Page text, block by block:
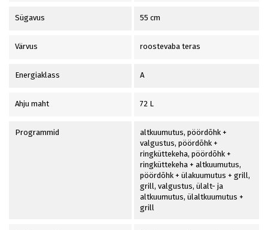
Sügavus 55 cm
Värvus roostevaba teras
Energiaklass A
Ahju maht 72 L
Programmid
altkuumutus, pöördõhk +
valgustus, pöördõhk +
ringküttekeha, pöördõhk +
ringküttekeha + altkuumutus,
pöördõhk + ülakuumutus + grill,
grill, valgustus, ülalt- ja
altkuumutus, ülaltkuumutus +
grill